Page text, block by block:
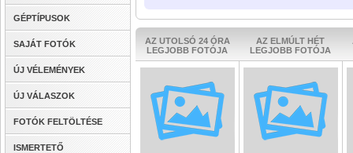
GÉPTÍPUSOK
SAJÁT FOTÓK
ÚJ VÉLEMÉNYEK
ÚJ VÁLASZOK
FOTÓK FELTÖLTÉSE
ISMERTETŐ
AZ UTOLSÓ 24 ÓRA
LEGJOBB FOTÓJA
AZ ELMÚLT HÉT
LEGJOBB FOTÓJA